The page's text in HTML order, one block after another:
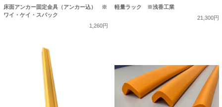
床面アンカー固定金具（アンカー込） ※
ワイ・ケイ・スパック
1,260円
軽量ラック ※浅香工業
21,300円